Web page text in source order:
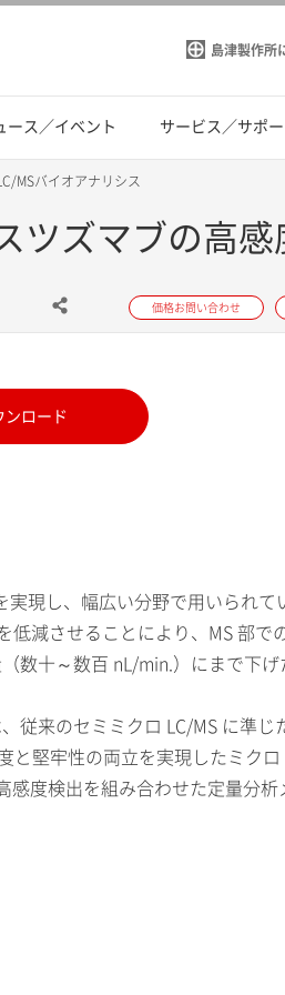
島津製作所
ース／イベント サービス／サポー
MSバイオアナリシス
ツズマブの高
価格お問い合わせ
ンロード
現し、幅広い分野で用いられ
減させることにより、MS 部
数十～数百 nL/min.）にまで下
従来のセミミクロ LC/MS に準
堅牢性の両立を実現したミクロ
度検出を組み合わせた定量分析